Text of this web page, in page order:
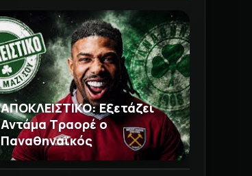
ΑΠΟΚΛΕΙΣΤΙΚΟ: Εξετάζει
Αντάμα Τραορέ ο
Παναθηναϊκός